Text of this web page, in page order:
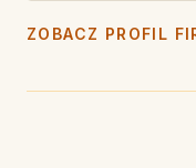
ZOBACZ PROFIL